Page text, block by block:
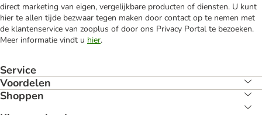
direct marketing van eigen, vergelijkbare producten of diensten. U kunt
hier te allen tijde bezwaar tegen maken door contact op te nemen met
de klantenservice van zooplus of door ons Privacy Portal te bezoeken.
Meer informatie vindt u hier.
Service
Voordelen
Shoppen